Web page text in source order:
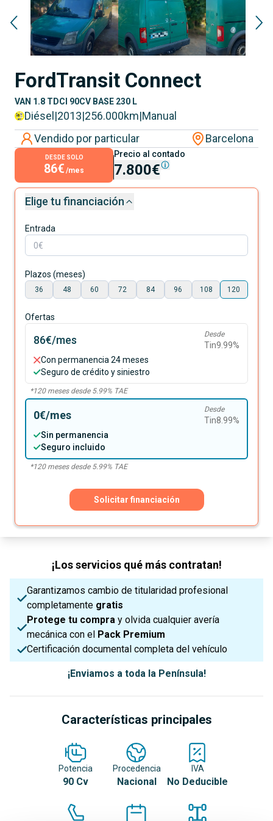
FordTransit Connect
VAN 1.8 TDCI 90CV BASE 230 L
Diésel |2013|256.000km|Manual
Vendido por particular
Barcelona
DESDE SOLO
86€ /mes
Precio al contado
7.800€
Elige tu financiación
Entrada
Plazos (meses)
36 48 60 72 84 96 108 120
Ofertas
86€/mes Desde
Tin9.99%
Con permanencia 24 meses
Seguro de crédito y siniestro
*120meses desde 5.99% TAE
0€/mes Desde
Tin8.99%
Sin permanencia
Seguro incluido
*120meses desde 5.99% TAE
Solicitar financiación
¡Los servicios qué más contratan!
Garantizamos cambio de titularidad profesional
completamente gratis
Protege tu compra y olvida cualquier avería
mecánica con el Pack Premium
Certificación documental completa del vehículo
¡Enviamos a toda la Península!
Características principales
Potencia
90 Cv
Procedencia
Nacional
IVA
No Deducible